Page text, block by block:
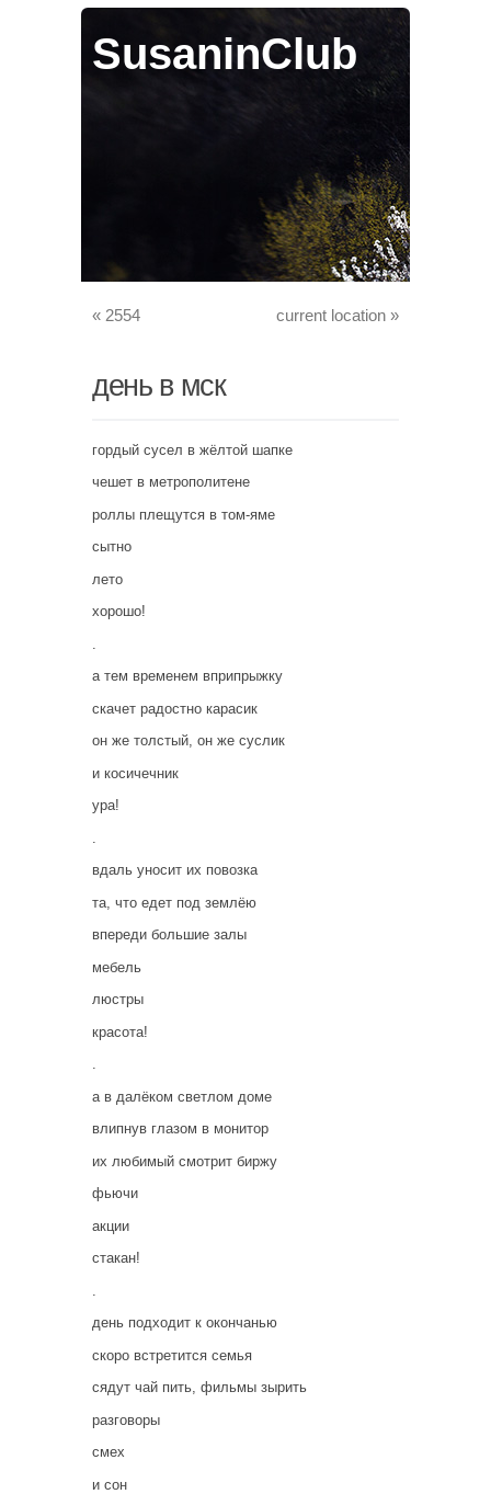
SusaninClub
« 2554 current location »
день в мск
гордый сусел в жёлтой шапке
чешет в метрополитене
роллы плещутся в том-яме
сытно
лето
хорошо!
а тем временем вприпрыжку
скачет радостно карасик
он же толстый, он же суслик
и косичечник
ура!
вдаль уносит их повозка
та, что едет под землёю
впереди большие залы
мебель
люстры
красота!
.
а в далёком светлом доме
влипнув глазом в монитор
их любимый смотрит биржу
фьючи
акции
стакан!
день подходит к окончанью
скоро встретится семья
сядут чай пить, фильмы зырить
разговоры
смех
и сон